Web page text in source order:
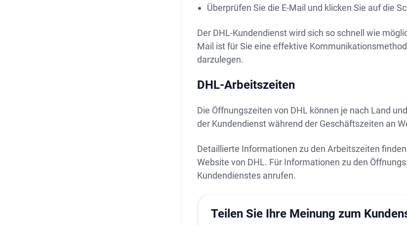
Überprüfen Sie die E-Mail und klicken Sie auf die
Der DHL-Kundendienst wird sich so schnell wie
Mail ist für Sie eine effektive
darzulegen.
DHL-Arbeitszeiten
Die Öffnungszeiten von DHL können je nach Land
der Kundendienst während der Geschäftszeiten an
Detaillierte Informationen zu den Arbeitszeiten
Website von DHL. Für Informationen zu den
Kundendienstes anrufen.
Teilen Sie Ihre Meinung zum